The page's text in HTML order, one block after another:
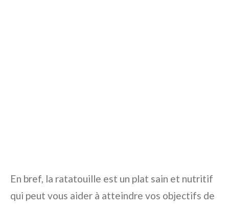
En bref, la ratatouille est un plat sain et nutritif
qui peut vous aider à atteindre vos objectifs de